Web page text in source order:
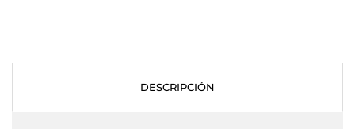
DESCRIPCIÓN